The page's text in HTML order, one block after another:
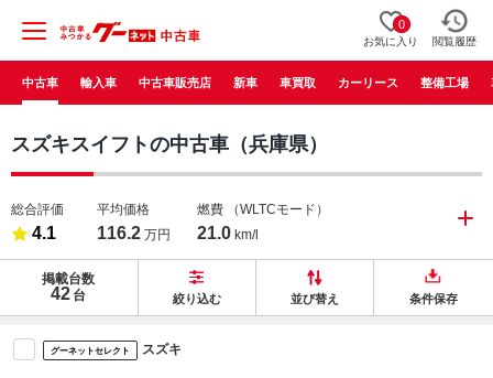
0
お気に入り 閲覧履歴
中古車 輸入車 中古車販売店 新車 車買取 カーリース 整備工場
スズキスイフトの中古車（兵庫県）
総合評価
4.1
平均価格
116.2 万円
燃費 （WLTCモード）
21.0 km/l
掲載台数
42 台 絞り込む 並び替え 条件保存
グーネットセレクト スズキ